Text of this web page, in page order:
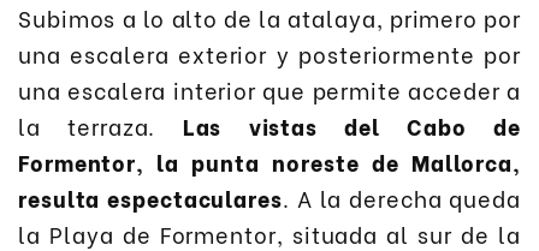
Subimos a lo alto de la atalaya, primero por
una escalera exterior y posteriormente por
una escalera interior que permite acceder a
la terraza. Las vistas del Cabo de
Formentor, la punta noreste de Mallorca,
resulta espectaculares. A la derecha queda
la Playa de Formentor, situada al sur de la